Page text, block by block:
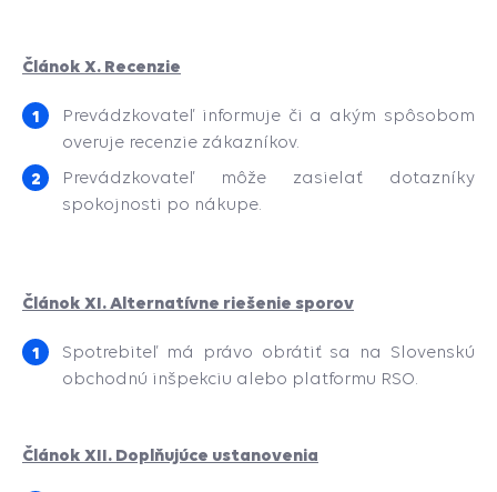
Článok X. Recenzie
Prevádzkovateľ informuje či a akým spôsobom
overuje recenzie zákazníkov.
Prevádzkovateľ môže zasielať dotazníky
spokojnosti po nákupe.
Článok XI.Alternatívne riešenie sporov
Spotrebiteľ má právo obrátiť sa na Slovenskú
obchodnú inšpekciu alebo platformu RSO.
Článok XII. Doplňujúce ustanovenia